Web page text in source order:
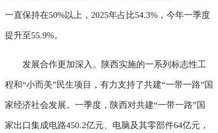
一直保持在50%以上，2025年占比54.3%，今年一季度
提升至55.9%。
发展合作更加深入。陕西实施的一系列标志性工
程和“小而美”民生项目，有力支持了共建“一带一路”国
家经济社会发展。一季度，陕西对共建“一带一路”国
家出口集成电路450.2亿元、电脑及其零部件64亿元，